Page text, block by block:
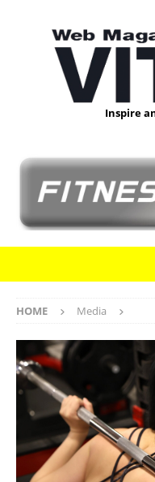
Inspire
HOME Media